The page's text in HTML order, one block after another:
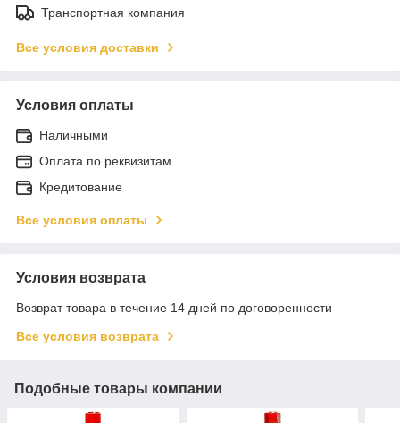
Транспортная компания
Все условия доставки
Условия оплаты
Наличными
Оплата по реквизитам
Кредитование
Все условия оплаты
Условия возврата
Возврат товара в течение 14 дней по договоренности
Все условия возврата
Подобные товары компании